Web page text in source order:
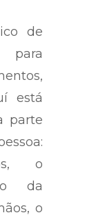
de
está
parte
o
da
o